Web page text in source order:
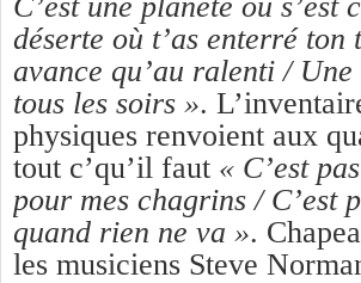
déserte où t’as enterré
avance qu’au ralenti /
tous les soirs ».
physiques renvoient aux
tout c’qu’il faut « C’est
pour mes chagrins / C’est
quand rien ne va ».
les musiciens Steve